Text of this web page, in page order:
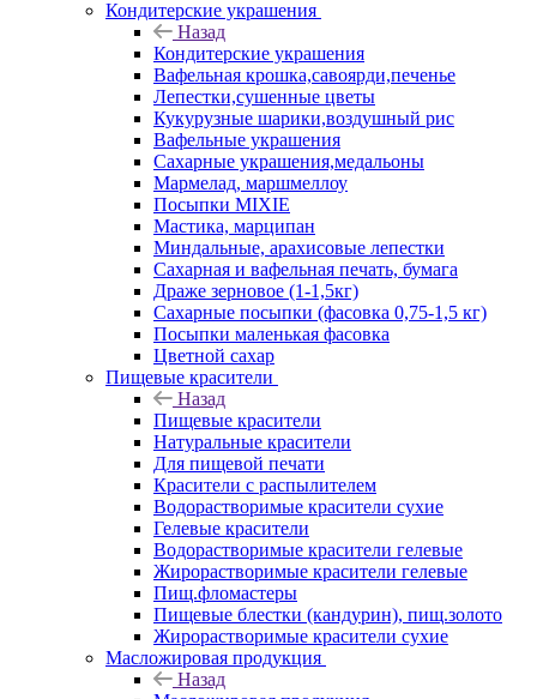
Кондитерские украшения
Назад
Кондитерские украшения
Вафельная крошка,савоярди,печенье
Лепестки,сушенные цветы
Кукурузные шарики,воздушный рис
Вафельные украшения
Сахарные украшения,медальоны
Мармелад, маршмеллоу
Посыпки MIXIE
Мастика, марципан
Миндальные, арахисовые лепестки
Сахарная и вафельная печать, бумага
Драже зерновое (1-1,5кг)
Сахарные посыпки (фасовка 0,75-1,5 кг)
Посыпки маленькая фасовка
Цветной сахар
Пищевые красители
Назад
Пищевые красители
Натуральные красители
Для пищевой печати
Красители с распылителем
Водорастворимые красители сухие
Гелевые красители
Водорастворимые красители гелевые
Жирорастворимые красители гелевые
Пищ.фломастеры
Пищевые блестки (кандурин), пищ.золото
Жирорастворимые красители сухие
Масложировая продукция
Назад